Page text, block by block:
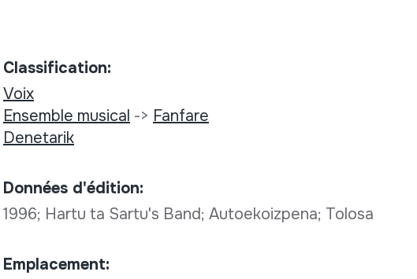
Classification:
Voix
Ensemble musical -> Fanfare
Denetarik
Données d'édition:
1996; Hartu ta Sartu's Band; Autoekoizpena; Tolosa
Emplacement: